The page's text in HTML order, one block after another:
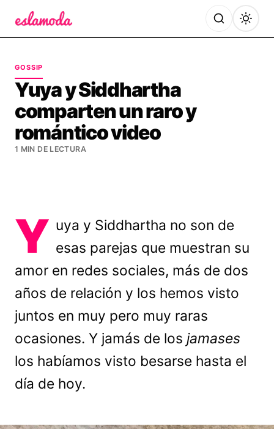
GOSSIP
Yuya y Siddhartha
comparten un raro y
romántico video
1 MIN DE LECTURA
Y uya y Siddhartha no son de
esas parejas que muestran su
amor en redes sociales, más de dos
años de relación y los hemos visto
juntos en muy pero muy raras
ocasiones. Y jamás de los jamases
los habíamos visto besarse hasta el
día de hoy.